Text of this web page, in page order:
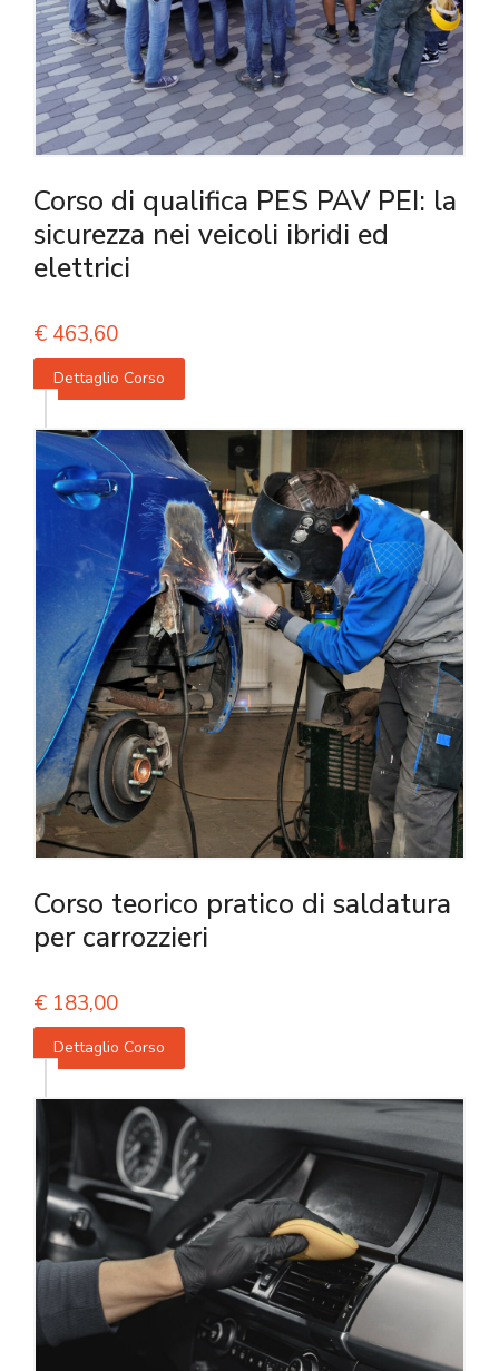
Corso di qualifica PES PAV PEI: la
sicurezza nei veicoli ibridi ed
elettrici
€ 463,60
Dettaglio Corso
Corso teorico pratico di saldatura
per carrozzieri
€ 183,00
Dettaglio Corso